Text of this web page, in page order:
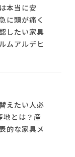
本当に安
に頭が痛く
したい家具
ムアルデヒ
えたい人必
地とは？産
的な家具メ